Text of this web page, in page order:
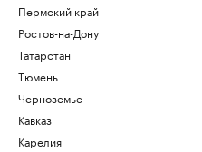
Пермский край
Ростов-на-Дону
Татарстан
Тюмень
Черноземье
Кавказ
Карелия